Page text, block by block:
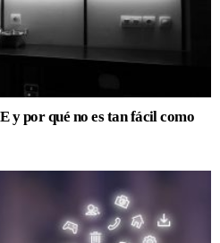
y por qué no es tan fácil como